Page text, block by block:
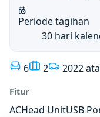
Periode tagihan
30 hari
6 2 2022
Fitur
ACHead UnitUSB